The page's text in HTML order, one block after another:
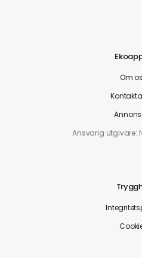
Om
Ansvarig utgivare: